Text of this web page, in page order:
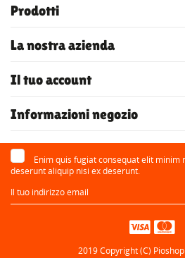
Prodotti
La nostra azienda
Il tuo account
Informazioni negozio
2019 Copyright (C)
Enim quis fugiat consequat elit minim
deserunt aliquip nisi ex deserunt.